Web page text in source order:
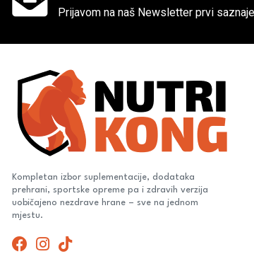
Prijavom na naš Newsletter prvi
Kompletan izbor suplementacije, dodataka
prehrani, sportske opreme pa i zdravih verzija
uobičajeno nezdrave hrane – sve na jednom
mjestu.